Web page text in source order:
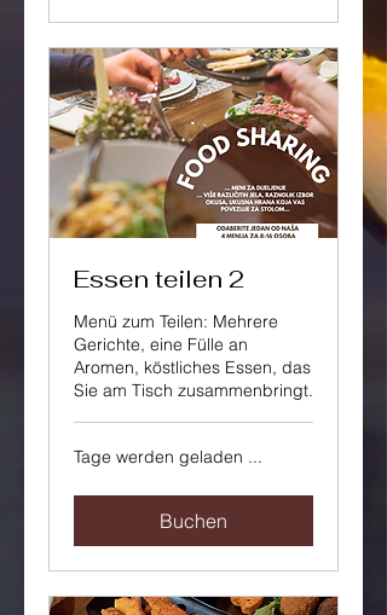
Essen teilen 2
Menü zum Teilen: Mehrere
Gerichte, eine Fülle an
Aromen, köstliches Essen, das
Sie am Tisch zusammenbringt.
Tage werden geladen ...
Buchen